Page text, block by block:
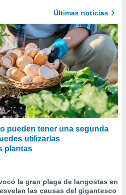
Últimas noticias
pueden tener una segunda
utilizarlas
plantas
la gran plaga de langostas en
las causas del gigantesco